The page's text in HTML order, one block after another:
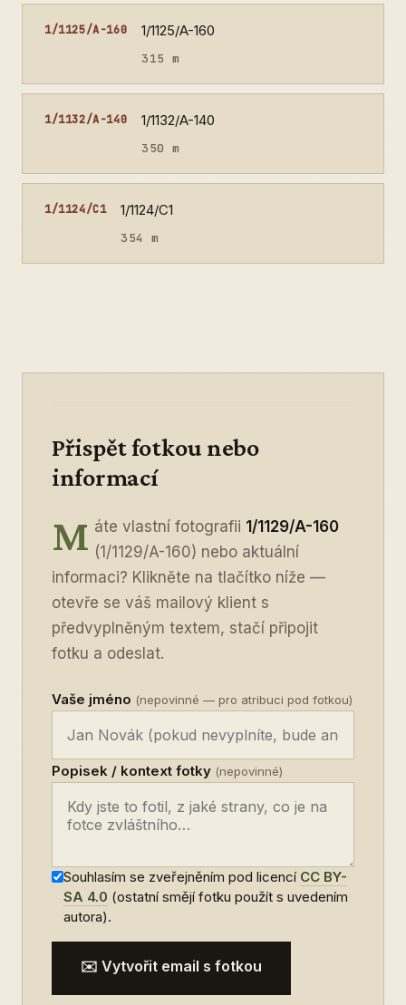
1/1125/A-160 1/1125/A-160
315 m
1/1132/A-140 1/1132/A-140
350 m
1/1124/C1 1/1124/C1
354 m
Přispět fotkou nebo
informací
M áte vlastní fotografii 1/1129/A-160
(1/1129/A-160) nebo aktuální
informaci? Klikněte na tlačítko níže —
otevře se váš mailový klient s
předvyplněným textem, stačí připojit
fotku a odeslat.
Vaše jméno (nepovinné — pro atribuci pod fotkou)
Popisek / kontext fotky (nepovinné)
Souhlasím se zveřejněním pod licencí CC BY-
SA 4.0 (ostatní smějí fotku použít s uvedením
autora).
✉️ Vytvořit email s fotkou